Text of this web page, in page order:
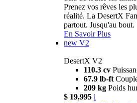
Prenez vos rêves les
réalité. La DesertX
partout. Jusqu'au bout.
En Savoir Plus
new V2
DesertX V2
110.3 cv
67.9 lb-ft
209 kg Poids
$ 19,995 i